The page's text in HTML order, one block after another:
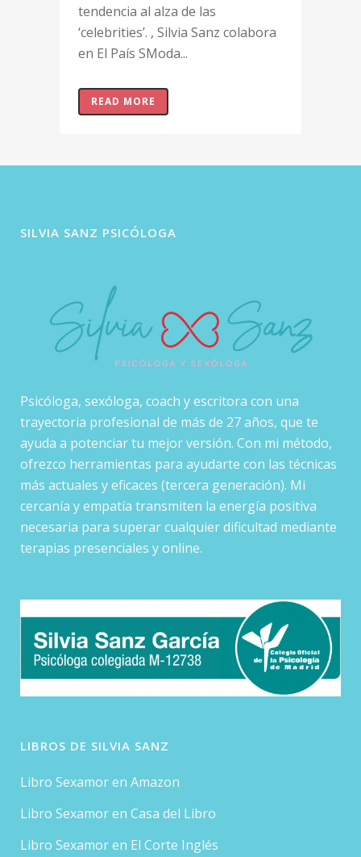
tendencia al alza de las
‘celebrities’. , Silvia Sanz colabora
en El País SModa...
READ MORE
SILVIA SANZ PSICÓLOGA
Psicóloga, sexóloga, coach y escritora con una
trayectoria profesional de más de 27 años, que te
ayuda a potenciar tu mejor versión. Con mi método,
ofrezco herramientas para ayudarte con las técnicas
más actuales y eficaces (tercera generación). Mi
cercanía y empatía transmiten la energía positiva
necesaria para superar cualquier dificultad mediante
terapias presenciales y online.
LIBROS DE SILVIA SANZ
Libro Sexamor en Amazon
Libro Sexamor en Casa del Libro
Libro Sexamor en El Corte Inglés